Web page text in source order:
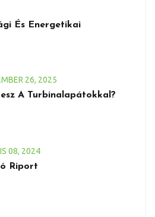
És Energetikai
26, 2025
A Turbinalapátokkal?
08, 2024
Riport